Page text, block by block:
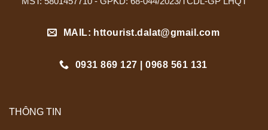
MAIL: httourist.dalat@gmail.com
0931 869 127 | 0968 561 131
THÔNG TIN